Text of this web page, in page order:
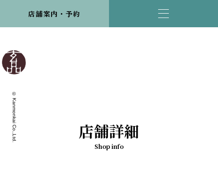
店舗案内・予約
© Kanmonkai Co.,Ltd. 店舗詳細
Shop info